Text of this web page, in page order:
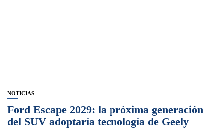
NOTICIAS
Ford Escape 2029: la próxima generación
del SUV adoptaría tecnología de Geely